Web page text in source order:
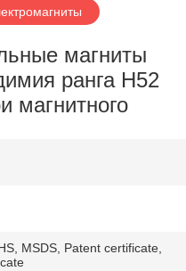
магниты
ранга Н52
магнитного
MSDS, Patent certificate,